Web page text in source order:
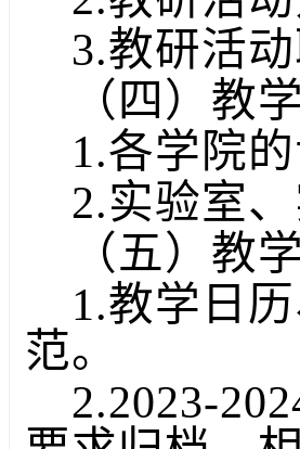
3.教研活
（四）教
1.各学院
2.实验室
（五）教
1.教学日
范。
2.2023-